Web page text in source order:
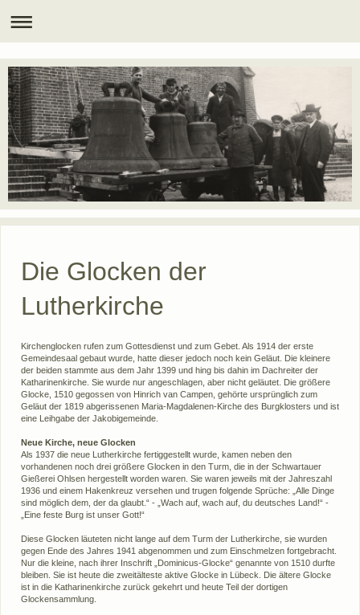
Die Glocken der
Lutherkirche
Kirchenglocken rufen zum Gottesdienst und zum Gebet. Als 1914 der erste
Gemeindesaal gebaut wurde, hatte dieser jedoch noch kein Geläut. Die kleinere
der beiden stammte aus dem Jahr 1399 und hing bis dahin im Dachreiter der
Katharinenkirche. Sie wurde nur angeschlagen, aber nicht geläutet. Die größere
Glocke, 1510 gegossen von Hinrich van Campen, gehörte ursprünglich zum
Geläut der 1819 abgerissenen Maria-Magdalenen-Kirche des Burgklosters und ist
eine Leihgabe der Jakobigemeinde.
Neue Kirche, neue Glocken
Als 1937 die neue Lutherkirche fertiggestellt wurde, kamen neben den
vorhandenen noch drei größere Glocken in den Turm, die in der Schwartauer
Gießerei Ohlsen hergestellt worden waren. Sie waren jeweils mit der Jahreszahl
1936 und einem Hakenkreuz versehen und trugen folgende Sprüche: „Alle Dinge
sind möglich dem, der da glaubt.“ - „Wach auf, wach auf, du deutsches Land!“ -
„Eine feste Burg ist unser Gott!“
Diese Glocken läuteten nicht lange auf dem Turm der Lutherkirche, sie wurden
gegen Ende des Jahres 1941 abgenommen und zum Einschmelzen fortgebracht.
Nur die kleine, nach ihrer Inschrift „Dominicus-Glocke“ genannte von 1510 durfte
bleiben. Sie ist heute die zweitälteste aktive Glocke in Lübeck. Die ältere Glocke
ist in die Katharinenkirche zurück gekehrt und heute Teil der dortigen
Glockensammlung.